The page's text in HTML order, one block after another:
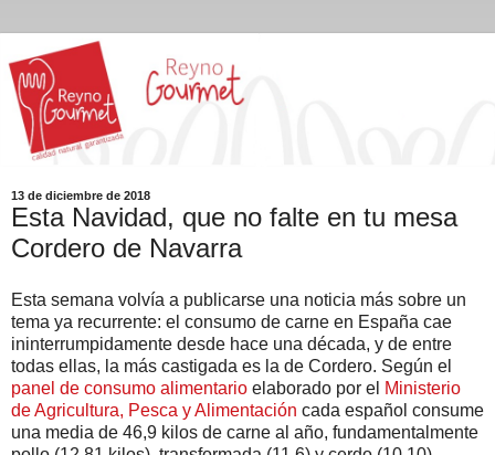
13 de diciembre de 2018
Esta Navidad, que no falte en tu mesa
Cordero de Navarra
Esta semana volvía a publicarse una noticia más sobre un
tema ya recurrente: el consumo de carne en España cae
ininterrumpidamente desde hace una década, y de entre
todas ellas, la más castigada es la de Cordero. Según el
panel de consumo alimentario elaborado por el Ministerio
de Agricultura, Pesca y Alimentación cada español consume
una media de 46,9 kilos de carne al año, fundamentalmente